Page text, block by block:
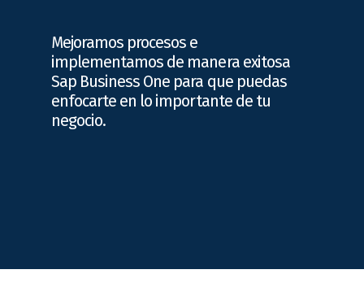
Mejoramos procesos e
implementamos de manera exitosa
Sap Business One para que puedas
enfocarte en lo importante de tu
negocio.